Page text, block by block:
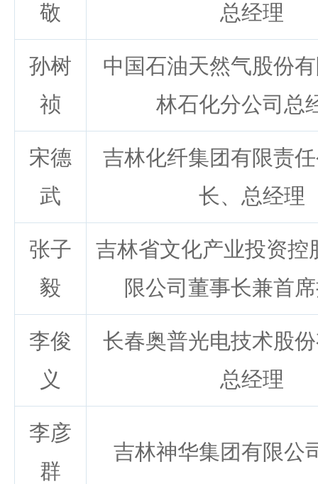
敬
总经理
孙树
祯
中国石油天然气股份
林石化分公司总
宋德
武
吉林化纤集团有限责
长、总经理
张子
毅
吉林省文化产业投资控
限公司董事长兼首
李俊
义
长春奥普光电技术股
总经理
李彦
群
吉林神华集团有限公